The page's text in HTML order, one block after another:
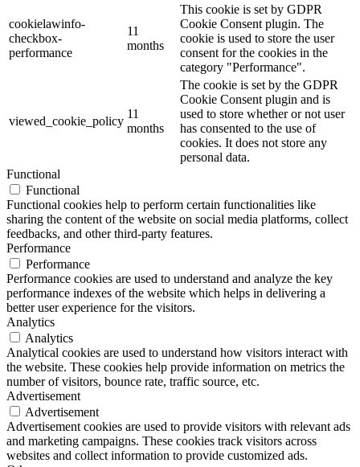
cookielawinfo-
checkbox-
performance
11
months
This cookie is set by GDPR
Cookie Consent plugin. The
cookie is used to store the user
consent for the cookies in the
category "Performance".
viewed_cookie_policy
11
months
The cookie is set by the GDPR
Cookie Consent plugin and is
used to store whether or not user
has consented to the use of
cookies. It does not store any
personal data.
Functional
Functional
Functional cookies help to perform certain functionalities like
sharing the content of the website on social media platforms, collect
feedbacks, and other third-party features.
Performance
Performance
Performance cookies are used to understand and analyze the key
performance indexes of the website which helps in delivering a
better user experience for the visitors.
Analytics
Analytics
Analytical cookies are used to understand how visitors interact with
the website. These cookies help provide information on metrics the
number of visitors, bounce rate, traffic source, etc.
Advertisement
Advertisement
Advertisement cookies are used to provide visitors with relevant ads
and marketing campaigns. These cookies track visitors across
websites and collect information to provide customized ads.